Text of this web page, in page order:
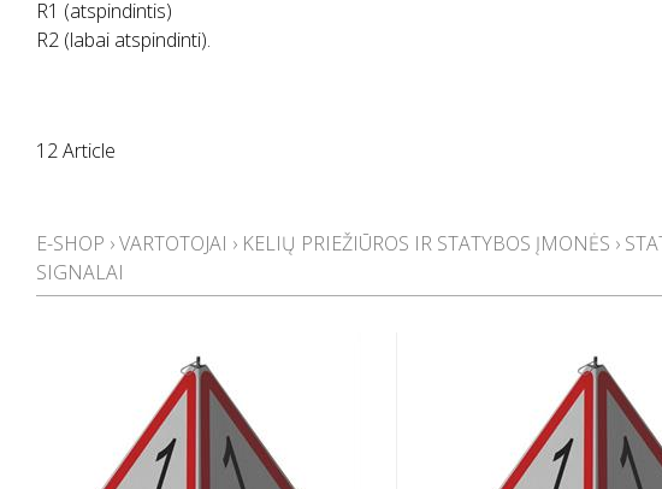
R1 (atspindintis)
R2 (labai atspindinti).
12 Article
E-SHOP ›VARTOTOJAI › KELIŲ PRIEŽIŪROS IR STATYBOS ĮMONĖS ›
SIGNALAI